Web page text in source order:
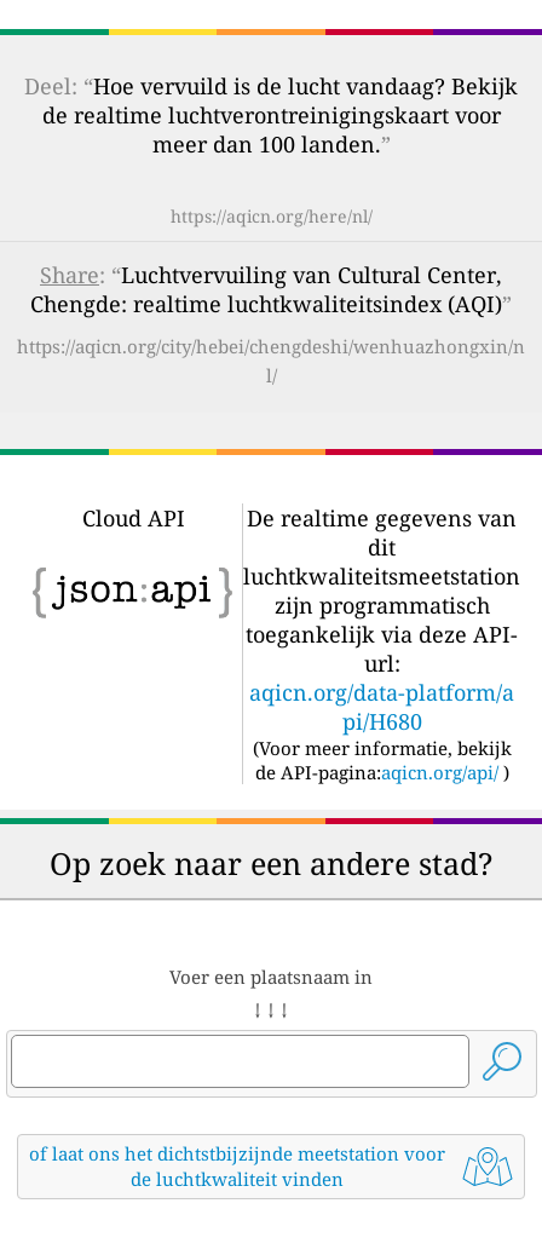
Deel: “Hoe vervuild is de lucht vandaag? Bekijk
de realtime luchtverontreinigingskaart voor
meer dan 100 landen.”
https://aqicn.org/here/nl/
Share: “Luchtvervuiling van Cultural Center,
Chengde: realtime luchtkwaliteitsindex (AQI)”
https://aqicn.org/city/hebei/chengdeshi/wenhuazhongxin/n
l/
Cloud API
De realtime gegevens van
dit
luchtkwaliteitsmeetstation
zijn programmatisch
toegankelijk via deze API-
url:
aqicn.org/data-platform/a
pi/H680
(Voor meer informatie, bekijk
de API-pagina:aqicn.org/api/ )
Op zoek naar een andere stad?
Voer een plaatsnaam in
↓ ↓ ↓
of laat ons het dichtstbijzijnde meetstation voor
de luchtkwaliteit vinden